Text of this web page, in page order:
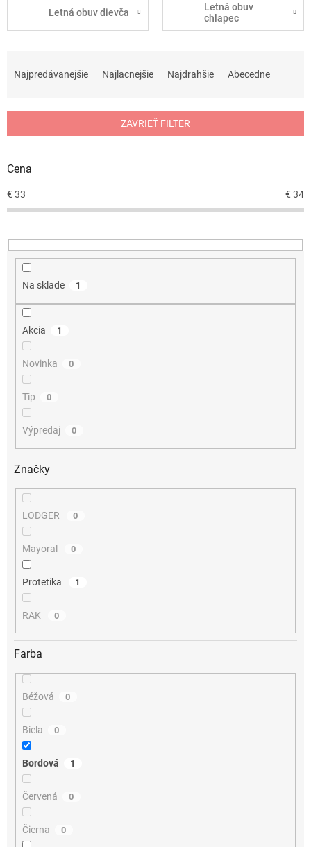
Letná obuv dievča
Letná obuv
chlapec
i
p
o
d
k
t
Najpredávanejšie Najlacnejšie Najdrahšie Abecedne
ZAVRIEŤ FILTER
Cena
€ 33 € 34
Na sklade 1
Akcia 1
Novinka 0
Tip 0
Výpredaj 0
Značky
LODGER 0
Mayoral 0
Protetika 1
RAK 0
Farba
Béžová 0
Biela 0
Bordová 1
Červená 0
Čierna 0